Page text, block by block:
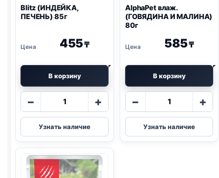
Blitz (ИНДЕЙКА,
ПЕЧЕНЬ) 85г
455₸
В корзину
−
Количество
Blitz
(ИНДЕЙКА,
ПЕЧЕНЬ)
85г
+
Узнать наличие
AlphaPet влаж.
(ГОВЯДИНА И МАЛИНА)
80г
585₸
В корзину
−
Количество
AlphaPet
влаж.
(ГОВЯДИНА
+
Узнать наличие